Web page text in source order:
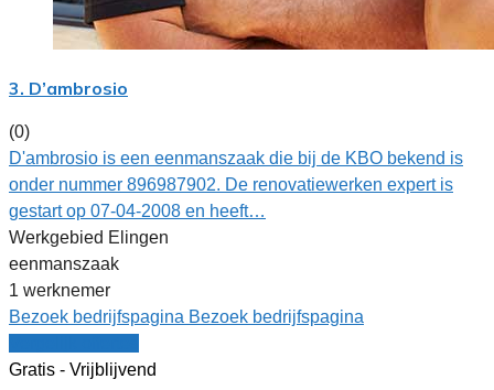
3. D’ambrosio
(0)
D'ambrosio is een eenmanszaak die bij de KBO bekend is
onder nummer 896987902. De renovatiewerken expert is
gestart op 07-04-2008 en heeft…
Werkgebied Elingen
eenmanszaak
1 werknemer
Bezoek bedrijfspagina Bezoek bedrijfspagina
Gratis - Vrijblijvend